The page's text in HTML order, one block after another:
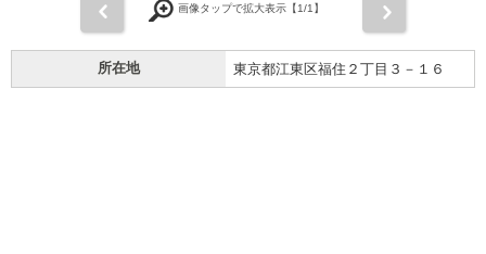
画像タップで拡大表示【1/1】
所在地 東京都江東区福住２丁目３－１６